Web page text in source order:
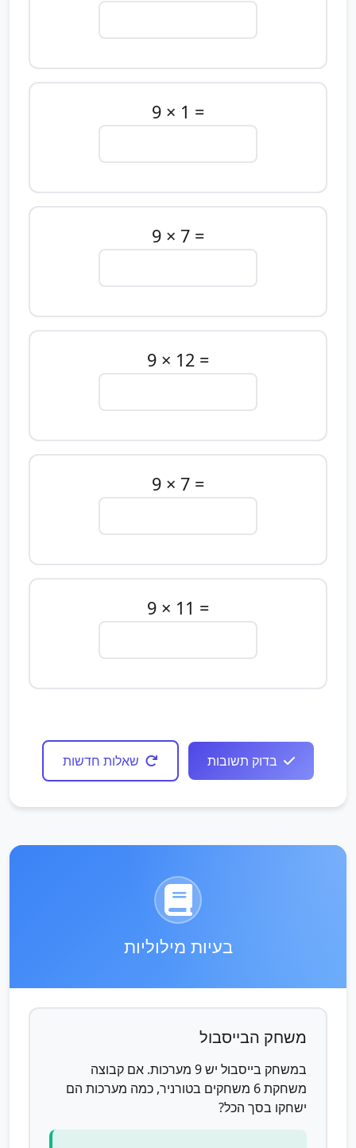
9 × 1 =
9 × 7 =
9 × 12 =
9 × 7 =
9 × 11 =
בדוק תשובות שאלות חדשות
בעיות מילוליות
משחק הבייסבול
במשחק בייסבול יש 9 מערכות. אם קבוצה
משחקת 6 משחקים בטורניר, כמה מערכות הם
ישחקו בסך הכל?